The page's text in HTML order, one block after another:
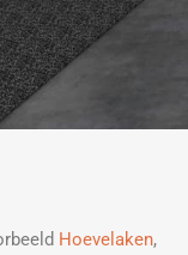
Hoevelaken,